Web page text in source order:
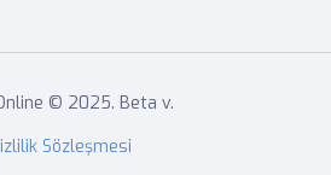
© 2025. Beta v.
Sözleşmesi